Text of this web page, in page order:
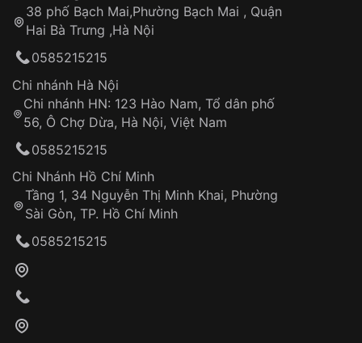
công
Hotline: 0585 215 215
Từ khóa SEO:
Khách hàng kiểm tra và thanh toán trực tiếp
Sản phẩm đã bị:
Tự ý sửa chữa
thống VNLUX
Đảm bảo quyền lợi khách hàng
Đồng hành cùng khách hàng trong suốt quá
trình sử dụng
38 phố Bạch Mai,Phường Bạch Mai , Quận
Hai Bà Trưng ,Hà Nội
0585215215
Chi nhánh Hà Nội
Chi nhánh HN: 123 Hào Nam, Tổ dân phố
56, Ô Chợ Dừa, Hà Nội, Việt Nam
0585215215
Chi Nhánh Hồ Chí Minh
Tầng 1, 34 Nguyễn Thị Minh Khai, Phường
Sài Gòn, TP. Hồ Chí Minh
0585215215